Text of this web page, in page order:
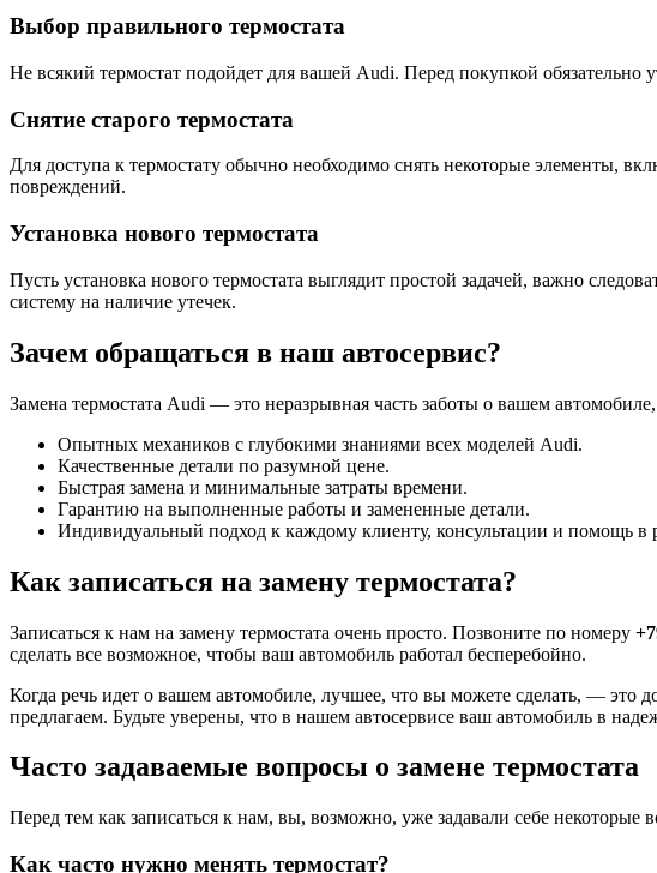
Выбор правильного термостата
Не всякий термостат подойдет для вашей Audi. Перед покупкой
Снятие старого термостата
Для доступа к термостату обычно необходимо снять некоторые элементы,
повреждений.
Установка нового термостата
Пусть установка нового термостата выглядит простой задачей, важно
систему на наличие утечек.
Зачем обращаться в наш автосервис?
Замена термостата Audi — это неразрывная часть заботы о вашем
Опытных механиков с глубокими знаниями всех моделей Audi.
Качественные детали по разумной цене.
Быстрая замена и минимальные затраты времени.
Гарантию на выполненные работы и замененные детали.
Индивидуальный подход к каждому клиенту, консультации и помощь
Как записаться на замену термостата?
Записаться к нам на замену термостата очень просто. Позвоните по номеру
сделать все возможное, чтобы ваш автомобиль работал бесперебойно.
Когда речь идет о вашем автомобиле, лучшее, что вы можете сделать, — это
предлагаем. Будьте уверены, что в нашем автосервисе ваш автомобиль в
Часто задаваемые вопросы о замене термостата
Перед тем как записаться к нам, вы, возможно, уже задавали себе некоторые
Как часто нужно менять термостат?